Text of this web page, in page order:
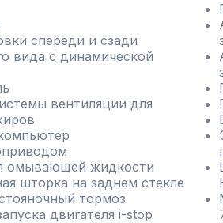
спереди и сзади
вида с динамической
вентиляции для
омывающей жидкости
шторка на заднем стекле
тормоз
двигателя i-stop